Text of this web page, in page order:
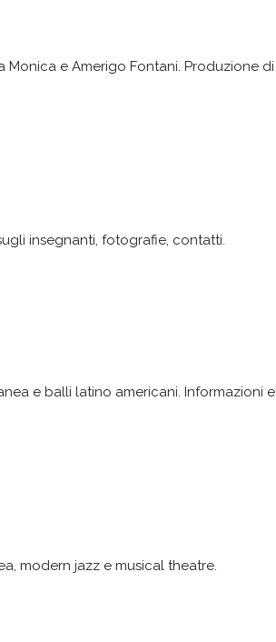
Monica e Amerigo Fontani. Produzione di
insegnanti, fotografie, contatti.
e balli latino americani. Informazioni e
modern jazz e musical theatre.